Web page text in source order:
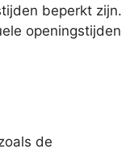
beperkt zijn.
openingstijden
de